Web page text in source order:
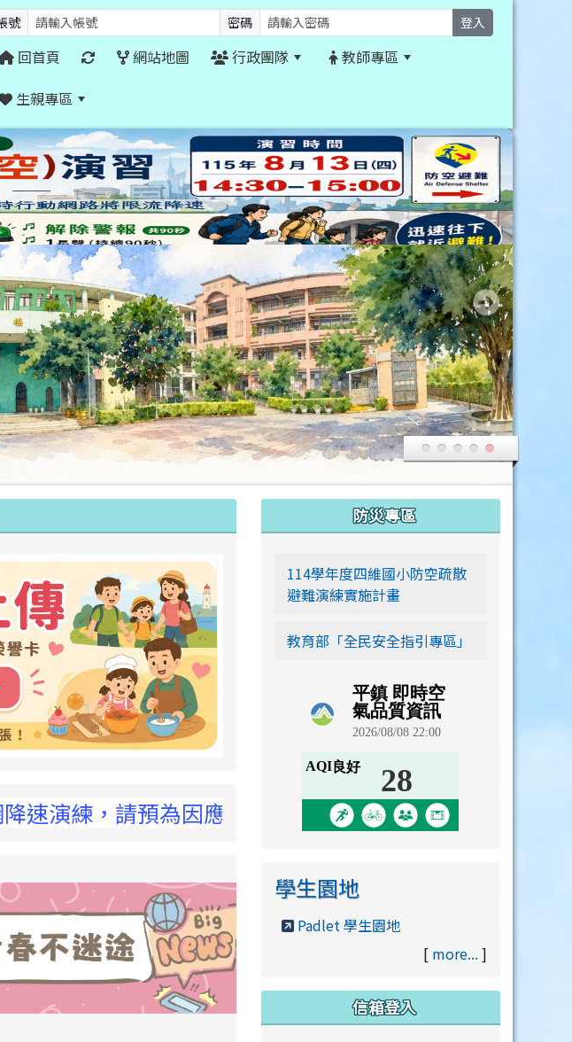
號 密碼 登入
回首頁 網站地圖 行政團隊
教師專區
生親專區
link to https://siwei-family.work-
請預為因應，詳洽NCC官網
eliteracy.edu.tw/Shorts/xiaohongshu.html
防災專區
114學年度四維國小防空疏散
避難演練實施計畫
教育部「全民安全指引專區」
學生園地
Padlet 學生園地
[ more... ]
信箱登入